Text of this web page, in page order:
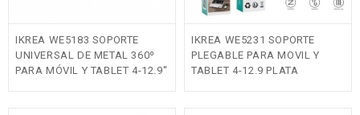
IKREA WE5183 SOPORTE
UNIVERSAL DE METAL 360º
PARA MÓVIL Y TABLET 4-12.9''
IKREA WE5231 SOPORTE
PLEGABLE PARA MOVIL Y
TABLET 4-12.9 PLATA